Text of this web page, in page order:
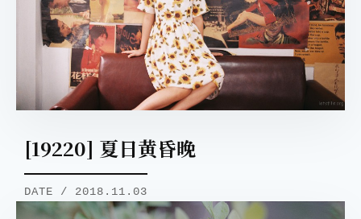
[19220] 夏日黄昏晚
DATE / 2018.11.03